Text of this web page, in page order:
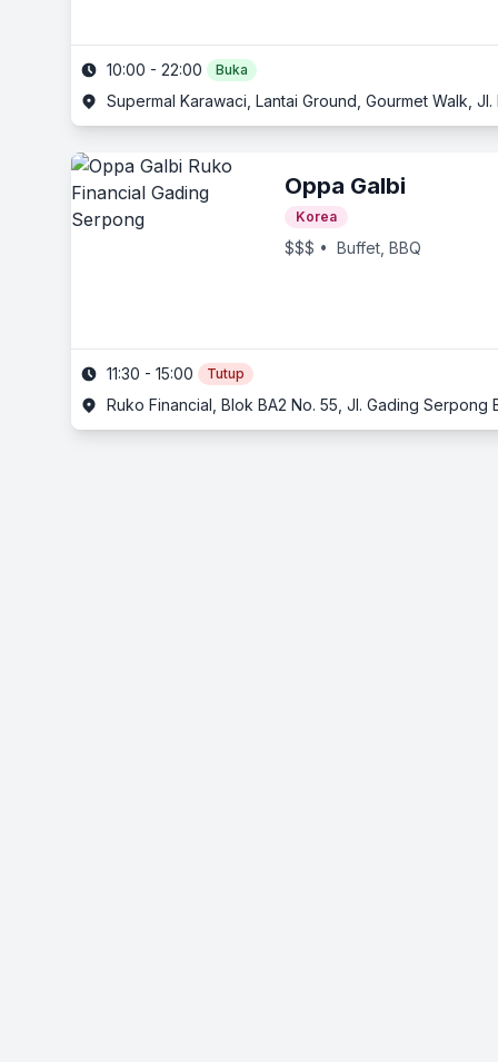
10:00 - 22:00 Buka
Supermal Karawaci, Lantai Ground, Gourmet Walk,
Oppa Galbi
Korea
$$$ • Buffet, BBQ
11:30 - 15:00 Tutup
Ruko Financial, Blok BA2 No. 55, Jl. Gading